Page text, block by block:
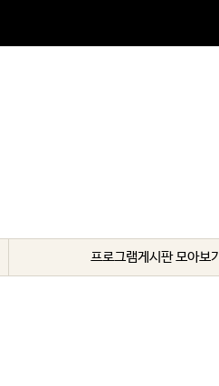
프로그램게시판 모아보기